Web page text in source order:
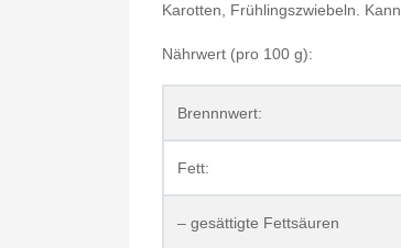
Karotten, Frühlingszwiebeln. Kann
Nährwert (pro 100 g):
Brennnwert:
Fett:
– gesättigte Fettsäuren